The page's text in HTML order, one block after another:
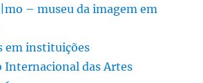
– museu da imagem em
em instituições
Internacional das Artes